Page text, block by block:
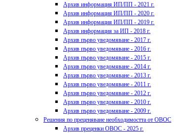
Архив информация ИП/ПП - 2021 г.
Архив информация ИП/ПП - 2020 г.
Архив информация ИП/ПП - 2019 г.
Архив информация за ИП - 2018 г.
Архив първо уведомяване - 2017 г.
Архив първо уведомяване - 2016 г.
Архив първо уведомяване - 2015 г.
Архив първо уведомяване - 2014 г.
Архив първо уведомяване - 2013 г.
Архив първо уведомяване - 2011 г.
Архив първо уведомяване - 2012 г.
Архив първо уведомяване - 2010 г.
Архив първо уведомяване - 2009 г.
Решения по преценяване необходимостта от ОВОС
Архив преценки ОВОС - 2025 г.